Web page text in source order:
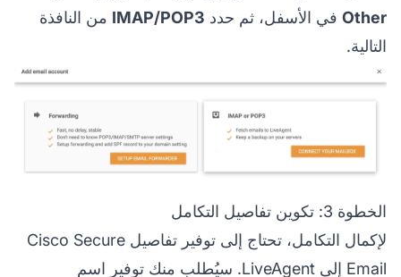
Other في الأسفل، ثم حدد IMAP/POP3 من النافذة
التالية.
الخطوة 3: تكوين تفاصيل التكامل
لإكمال التكامل، تحتاج إلى توفير تفاصيل Cisco Secure
Email إلى LiveAgent. سيُطلب منك توفير اسم